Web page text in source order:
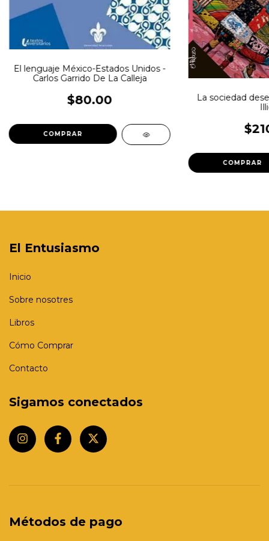
El lenguaje México-Estados Unidos -
Carlos Garrido De La Calleja
$80.00
La sociedad
El Entusiasmo
Inicio
Sobre nosotres
Libros
Cómo Comprar
Contacto
Sigamos conectados
Métodos de pago